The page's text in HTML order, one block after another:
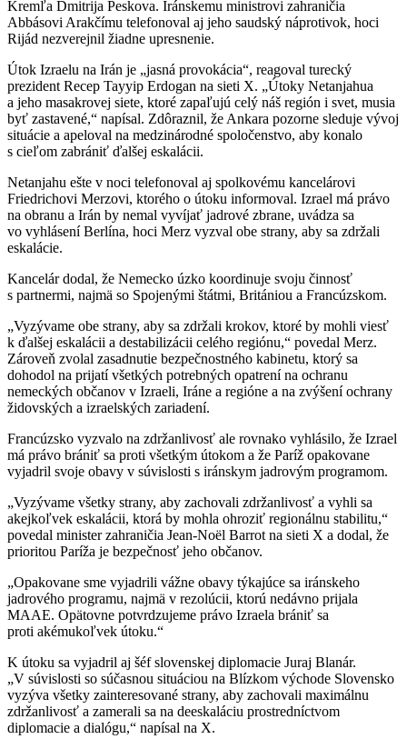
Kremľa Dmitrija Peskova. Iránskemu ministrovi zahraničia
Abbásovi Arakčímu telefonoval aj jeho saudský náprotivok, hoci
Rijád nezverejnil žiadne upresnenie.
Útok Izraelu na Irán je „jasná provokácia“, reagoval turecký
prezident Recep Tayyip Erdogan na sieti X. „Útoky Netanjahua
a jeho masakrovej siete, ktoré zapaľujú celý náš región i svet, musia
byť zastavené,“ napísal. Zdôraznil, že Ankara pozorne sleduje vývoj
situácie a apeloval na medzinárodné spoločenstvo, aby konalo
s cieľom zabrániť ďalšej eskalácii.
Netanjahu ešte v noci telefonoval aj spolkovému kancelárovi
Friedrichovi Merzovi, ktorého o útoku informoval. Izrael má právo
na obranu a Irán by nemal vyvíjať jadrové zbrane, uvádza sa
vo vyhlásení Berlína, hoci Merz vyzval obe strany, aby sa zdržali
eskalácie.
Kancelár dodal, že Nemecko úzko koordinuje svoju činnosť
s partnermi, najmä so Spojenými štátmi, Britániou a Francúzskom.
„Vyzývame obe strany, aby sa zdržali krokov, ktoré by mohli viesť
k ďalšej eskalácii a destabilizácii celého regiónu,“ povedal Merz.
Zároveň zvolal zasadnutie bezpečnostného kabinetu, ktorý sa
dohodol na prijatí všetkých potrebných opatrení na ochranu
nemeckých občanov v Izraeli, Iráne a regióne a na zvýšení ochrany
židovských a izraelských zariadení.
Francúzsko vyzvalo na zdržanlivosť ale rovnako vyhlásilo, že Izrael
má právo brániť sa proti všetkým útokom a že Paríž opakovane
vyjadril svoje obavy v súvislosti s iránskym jadrovým programom.
„Vyzývame všetky strany, aby zachovali zdržanlivosť a vyhli sa
akejkoľvek eskalácii, ktorá by mohla ohroziť regionálnu stabilitu,“
povedal minister zahraničia Jean-Noël Barrot na sieti X a dodal, že
prioritou Paríža je bezpečnosť jeho občanov.
„Opakovane sme vyjadrili vážne obavy týkajúce sa iránskeho
jadrového programu, najmä v rezolúcii, ktorú nedávno prijala
MAAE. Opätovne potvrdzujeme právo Izraela brániť sa
proti akémukoľvek útoku.“
K útoku sa vyjadril aj šéf slovenskej diplomacie Juraj Blanár.
„V súvislosti so súčasnou situáciou na Blízkom východe Slovensko
vyzýva všetky zainteresované strany, aby zachovali maximálnu
zdržanlivosť a zamerali sa na deeskaláciu prostredníctvom
diplomacie a dialógu,“ napísal na X.